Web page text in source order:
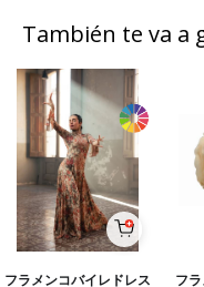
También te va a
フラメンコバイレドレス
フ